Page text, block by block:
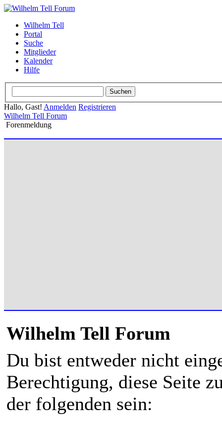
Wilhelm Tell
Portal
Suche
Mitglieder
Kalender
Hilfe
Hallo, Gast! Anmelden Registrieren
Wilhelm Tell Forum
Forenmeldung
Wilhelm Tell Forum
Du bist entweder nicht
Berechtigung, diese Seite
der folgenden sein: